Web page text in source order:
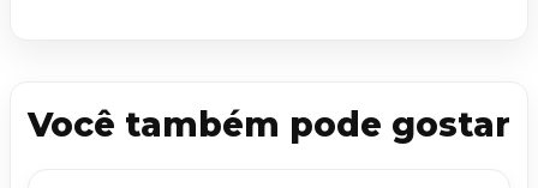
Você também pode gostar